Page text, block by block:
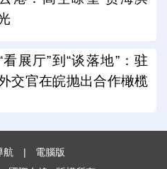
看展厅”到“谈落地”：驻
交官在皖抛出合作橄榄
航 |
電腦版